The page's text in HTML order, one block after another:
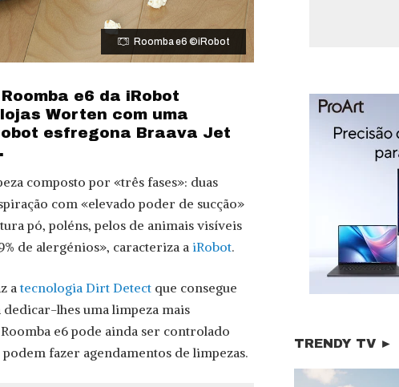
Roomba e6 ©iRobot
e6 da iRobot
Worten com uma
esfregona Braava Jet
composto por «três fases»: duas
com «elevado poder de sucção»
pó, poléns, pelos de animais visíveis
de alergénios», caracteriza a iRobot.
atecnologia Dirt Detect que consegue
dedicar-lhes uma limpeza mais
e6 pode ainda ser controlado
fazer agendamentos de limpezas.
TRENDY TV ►